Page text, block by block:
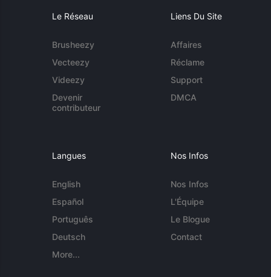
Le Réseau
Brusheezy
Vecteezy
Videezy
Devenir
contributeur
Liens Du Site
Affaires
Réclame
Support
DMCA
Langues
English
Español
Português
Deutsch
More...
Nos Infos
Nos Infos
L'Équipe
Le Blogue
Contact